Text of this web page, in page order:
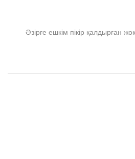
Әзірге ешкім пікір қалдырған